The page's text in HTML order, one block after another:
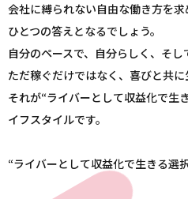
会社に縛られない自由な働き方を
ひとつの答えとなるでしょう。
自分のペースで、自分らしく、そし
ただ稼ぐだけではなく、喜びと共に
それが“ライバーとして収益化で生
イフスタイルです。
“ライバーとして収益化で生きる選